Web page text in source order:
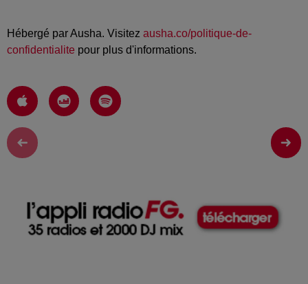
Hébergé par Ausha. Visitez ausha.co/politique-de-
confidentialite pour plus d'informations.